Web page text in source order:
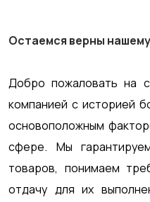
Остаемся верны
Добро пожаловать на
компанией с историей
основоположным
сфере. Мы
товаров, понимаем
отдачу для их